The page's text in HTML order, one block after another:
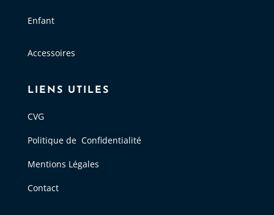
Enfant
Accessoires
LIENS UTILES
CVG
Politique de Confidentialité
Mentions Légales
Contact